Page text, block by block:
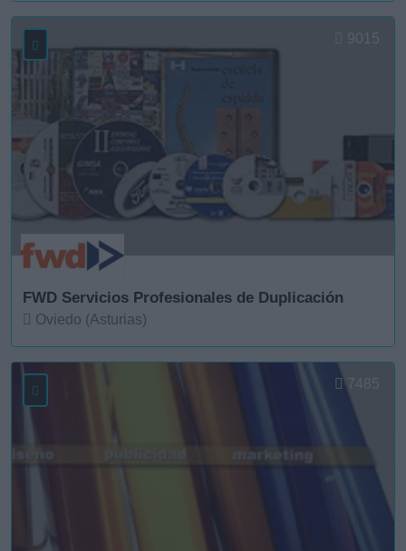
FWD Servicios Profesionales de Duplicación
Oviedo (Asturias)
7485